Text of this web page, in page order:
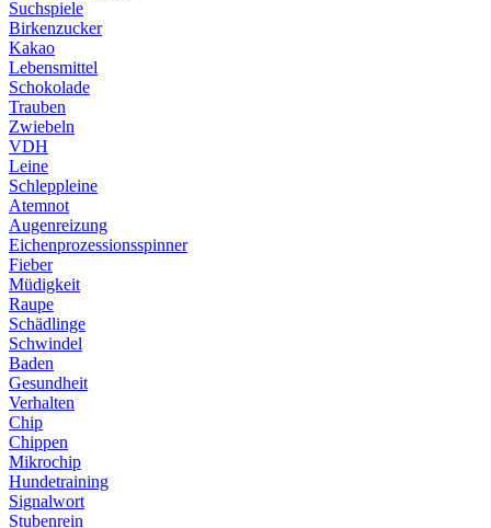
Suchspiele
Birkenzucker
Kakao
Lebensmittel
Schokolade
Trauben
Zwiebeln
VDH
Leine
Schleppleine
Atemnot
Augenreizung
Eichenprozessionsspinner
Fieber
Müdigkeit
Raupe
Schädlinge
Schwindel
Baden
Gesundheit
Verhalten
Chip
Chippen
Mikrochip
Hundetraining
Signalwort
Stubenrein